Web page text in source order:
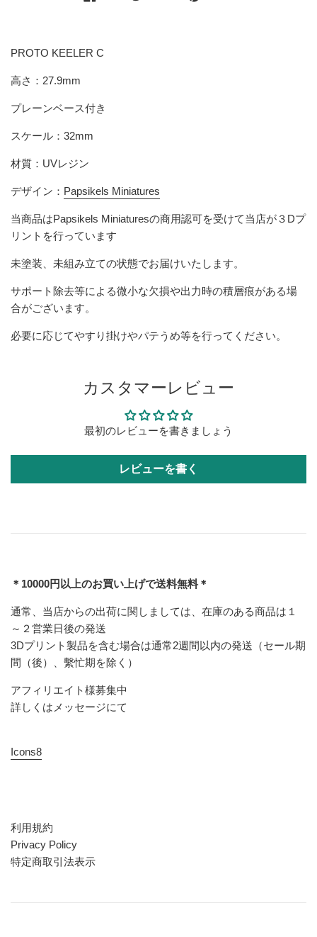
PROTO KEELER C
高さ：27.9mm
プレーンベース付き
スケール：32mm
材質：UVレジン
デザイン： Papsikels Miniatures
当商品はPapsikels Miniaturesの商用認可を受けて当店が３Dプ
リントを行っています
未塗装、未組み立ての状態でお届けいたします。
サポート除去等による微小な欠損や出力時の積層痕がある場
合がございます。
必要に応じてやすり掛けやパテうめ等を行ってください。
カスタマーレビュー
最初のレビューを書きましょう
レビューを書く
＊10000円以上のお買い上げで送料無料＊
通常、当店からの出荷に関しましては、在庫のある商品は１
～２営業日後の発送
3Dプリント製品を含む場合は通常2週間以内の発送（セール期
間（後）、繫忙期を除く）
アフィリエイト様募集中
詳しくはメッセージにて
Icons8
利用規約
Privacy Policy
特定商取引法表示